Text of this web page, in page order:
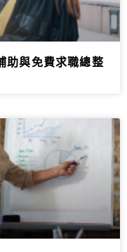
助與免費求職總整